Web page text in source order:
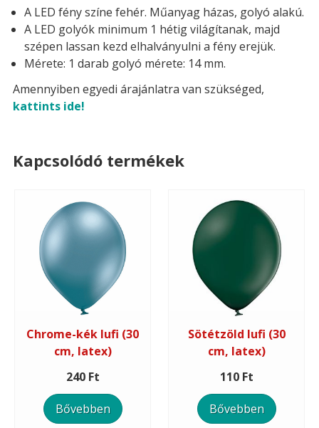
A LED fény színe fehér. Műanyag házas, golyó alakú.
A LED golyók minimum 1 hétig világítanak, majd
szépen lassan kezd elhalványulni a fény erejük.
Mérete: 1 darab golyó mérete: 14 mm.
Amennyiben egyedi árajánlatra van szükséged,
kattints ide!
Kapcsolódó termékek
Chrome-kék lufi (30
cm, latex)
240 Ft
Bővebben
Sötétzöld lufi (30
cm, latex)
110 Ft
Bővebben